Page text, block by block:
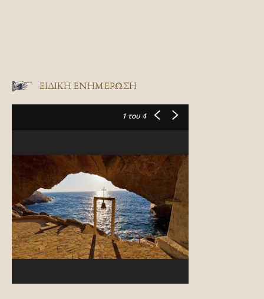
ΕΙΔΙΚΉ ΕΝΗΜΈΡΩΣΗ
1 του 4